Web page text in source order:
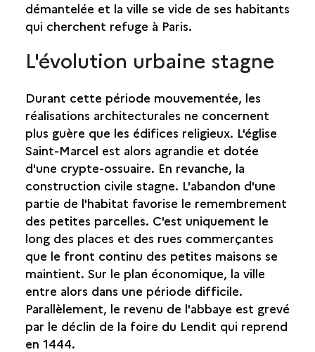
démantelée et la ville se vide de ses habitants
qui cherchent refuge à Paris.
L'évolution urbaine stagne
Durant cette période mouvementée, les
réalisations architecturales ne concernent
plus guère que les édifices religieux. L'église
Saint-Marcel est alors agrandie et dotée
d'une crypte-ossuaire. En revanche, la
construction civile stagne. L'abandon d'une
partie de l'habitat favorise le remembrement
des petites parcelles. C'est uniquement le
long des places et des rues commerçantes
que le front continu des petites maisons se
maintient. Sur le plan économique, la ville
entre alors dans une période difficile.
Parallèlement, le revenu de l'abbaye est grevé
par le déclin de la foire du Lendit qui reprend
en 1444.